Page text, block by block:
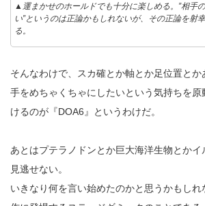
▲運まかせのホールドでも十分に楽しめる。”相手
い”というのは正論かもしれないが、その正論を射
る。
そんなわけで、スカ確とか軸とか足位置とか
手をめちゃくちゃにしたいという気持ちを
けるのが『DOA6』というわけだ。
あとはプテラノドンとか巨大海洋生物とかイ
見逃せない。
いきなり何を言い始めたのかと思うかもしれ